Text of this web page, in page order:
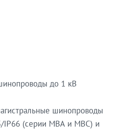
до 1 кВ
шинопроводы
IP66 (серии МВА и МВС) и